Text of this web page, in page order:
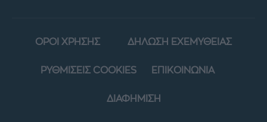
ΟΡΟΙ ΧΡΗΣΗΣ ΔΗΛΩΣΗ ΕΧΕΜΥΘΕΙΑΣ
ΡΥΘΜΙΣΕΙΣ COOKIES ΕΠΙΚΟΙΝΩΝΙΑ
ΔΙΑΦΗΜΙΣΗ